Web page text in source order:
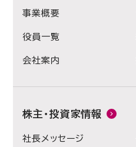
事業概要
役員一覧
会社案内
株主・投資家情報
社長メッセージ